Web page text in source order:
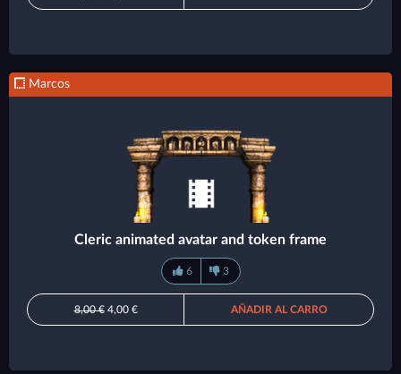
Marcos
Cleric animated avatar and token frame
6 3
8,00 €4,00 € AÑADIR AL CARRO